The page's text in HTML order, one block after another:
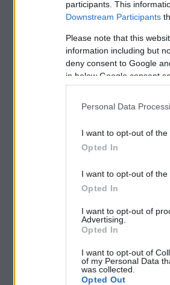
participants. This
Downstream Participants
Please note that this
information including but
deny consent to Google
in below Google consent
Personal Data
I want to opt-out of the
Opted In
I want to opt-out of the
Opted In
I want to opt-out of
Advertising.
Opted In
I want to opt-out of
of my Personal Data
was collected.
Opted Out